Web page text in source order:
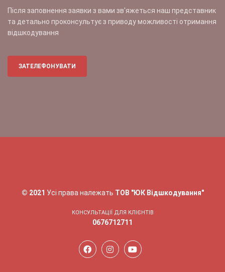
Після заповнення заявки з вами зв'яжеться наш представник
та детально проконсультує з приводу можливості отримання
відшкодування
ЗАТЕЛЕФОНУВАТИ
© 2021 Усі права належать ТОВ "ЮК Відшкодування"
КОНСУЛЬТАЦІЇ ДЛЯ КЛІЄНТІВ
0676712711